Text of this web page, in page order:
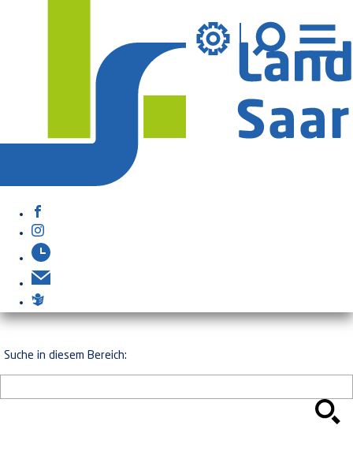
Suche in diesem Bereich: